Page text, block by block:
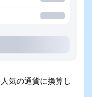
の通貨に換算し